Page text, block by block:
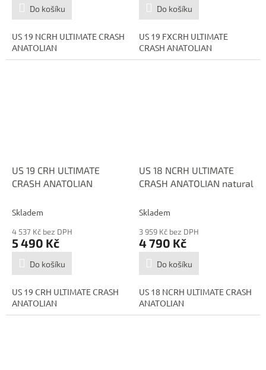
Do košíku
US 19 NCRH ULTIMATE CRASH
ANATOLIAN
Do košíku
US 19 FXCRH ULTIMATE
CRASH ANATOLIAN
US 19 CRH ULTIMATE
CRASH ANATOLIAN
Skladem
4 537 Kč bez DPH
5 490 Kč
Do košíku
US 19 CRH ULTIMATE CRASH
ANATOLIAN
US 18 NCRH ULTIMATE
CRASH ANATOLIAN natural
Skladem
3 959 Kč bez DPH
4 790 Kč
Do košíku
US 18 NCRH ULTIMATE CRASH
ANATOLIAN